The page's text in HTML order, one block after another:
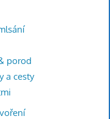
porod
a cesty